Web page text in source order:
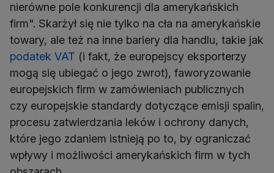
nierówne pole konkurencji dla amerykańskich
firm". Skarżył się nie tylko na cła na amerykańskie
towary, ale też na inne bariery dla handlu, takie jak
podatek VAT (i fakt, że europejscy eksporterzy
mogą się ubiegać o jego zwrot), faworyzowanie
europejskich firm w zamówieniach publicznych
czy europejskie standardy dotyczące emisji spalin,
procesu zatwierdzania leków i ochrony danych,
które jego zdaniem istnieją po to, by ograniczać
wpływy i możliwości amerykańskich firm w tych